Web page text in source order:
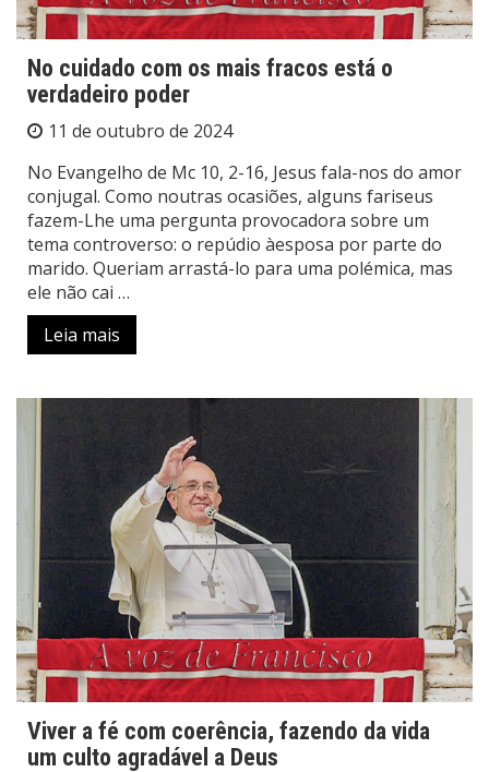
No cuidado com os mais fracos está o
verdadeiro poder
11 de outubro de 2024
No Evangelho de Mc 10, 2-16, Jesus fala-nos do amor
conjugal. Como noutras ocasiões, alguns fariseus
fazem-Lhe uma pergunta provocadora sobre um
tema controverso: o repúdio àesposa por parte do
marido. Queriam arrastá-lo para uma polémica, mas
ele não cai …
Leia mais
Viver a fé com coerência, fazendo da vida
um culto agradável a Deus